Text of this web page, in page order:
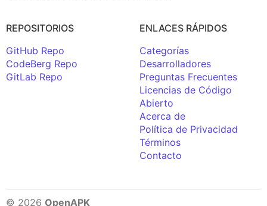
REPOSITORIOS
GitHub Repo
CodeBerg Repo
GitLab Repo
ENLACES RÁPIDOS
Categorías
Desarrolladores
Preguntas Frecuentes
Licencias de Código
Abierto
Acerca de
Política de Privacidad
Términos
Contacto
© 2026 OpenAPK